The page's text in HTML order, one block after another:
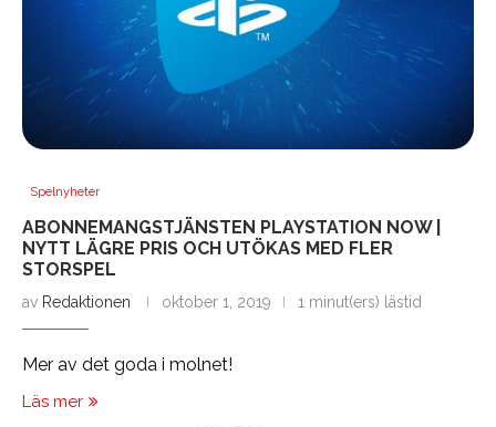
Spelnyheter
ABONNEMANGSTJÄNSTEN PLAYSTATION NOW |
NYTT LÄGRE PRIS OCH UTÖKAS MED FLER
STORSPEL
av Redaktionen oktober 1, 2019 1 minut(ers) lästid
Mer av det goda i molnet!
Läs mer